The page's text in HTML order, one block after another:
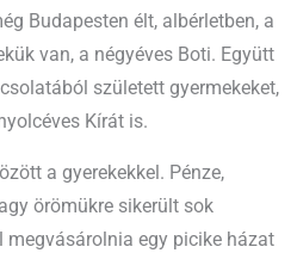
Budapesten élt, albérletben, a
van, a négyéves Boti. Együtt
született gyermekeket,
Kírát is.
a gyerekekkel. Pénze,
örömükre sikerült sok
megvásárolnia egy picike házat